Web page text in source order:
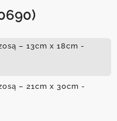
– 13cm x 18cm -
– 21cm x 30cm -